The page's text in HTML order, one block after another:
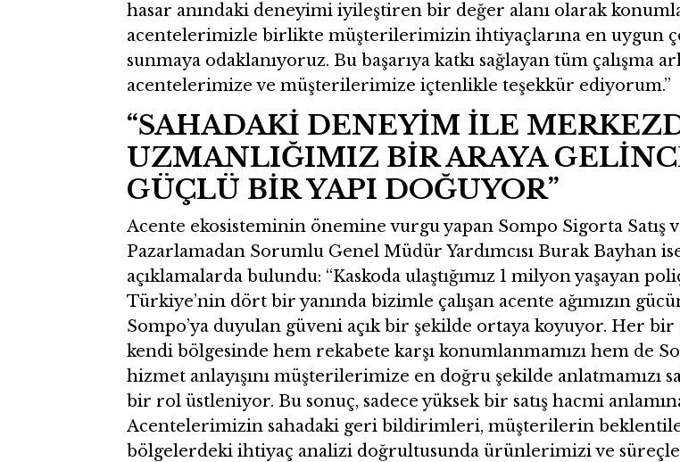
hasar anındaki deneyimi iyileştiren bir değer alanı olarak
acentelerimizle birlikte müşterilerimizin ihtiyaçlarına en uygun
sunmaya odaklanıyoruz. Bu başarıya katkı sağlayan tüm çalışma
acentelerimize ve müşterilerimize içtenlikle teşekkür ediyorum.”
“SAHADAKİ DENEYİM İLE
UZMANLIĞIMIZ BİR ARAYA
GÜÇLÜ BİR YAPI DOĞUYOR”
Acente ekosisteminin önemine vurgu yapan Sompo Sigorta Satış
Pazarlamadan Sorumlu Genel Müdür Yardımcısı Burak Bayhan
açıklamalarda bulundu: “Kaskoda ulaştığımız 1 milyon yaşayan
Türkiye’nin dört bir yanında bizimle çalışan acente ağımızın
Sompo’ya duyulan güveni açık bir şekilde ortaya koyuyor. Her bir
kendi bölgesinde hem rekabete karşı konumlanmamızı hem de
hizmet anlayışını müşterilerimize en doğru şekilde anlatmamızı
bir rol üstleniyor. Bu sonuç, sadece yüksek bir satış hacmi
Acentelerimizin sahadaki geri bildirimleri, müşterilerin
bölgelerdeki ihtiyaç analizi doğrultusunda ürünlerimizi ve